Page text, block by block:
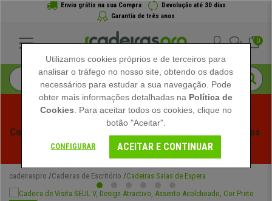
Envio grátis na sua Compra
Devolução até 30 dias
Garantia de três anos
0
Começam os Saldos de Verão em Cadeiraspro! Descontos
Exclusivos por Tempo Limitado - Ver Promoção
cadeiraspro Cadeiras de Escritório Cadeiras Salas de Espera
Utilizamos cookies próprios e de terceiros para
analisar o tráfego no nosso site, obtendo os dados
necessários para estudar a sua navegação. Pode
obter mais informações detalhadas na Política de
Cookies . Para aceitar todos os cookies, clique no
botão "Aceitar".
CONFIGURAR ACEITAR E CONTINUAR